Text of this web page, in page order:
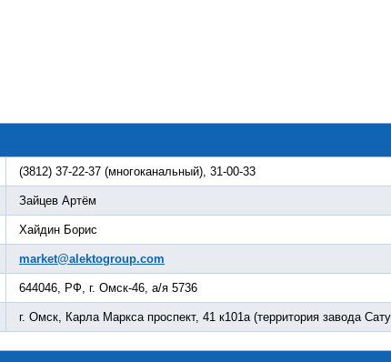
(3812) 37-22-37 (многоканальный), 31-00-33
Зайцев Артём
Хайдин Борис
market@alektogroup.com
644046, РФ, г. Омск-46, а/я 5736
г. Омск, Карла Маркса проспект, 41 к101а (территория завода